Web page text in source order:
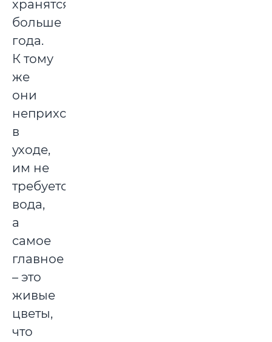
хранятся
больше
года.
К тому
же
они
неприхотливы
в
уходе,
им не
требуется
вода,
а
самое
главное
– это
живые
цветы,
что